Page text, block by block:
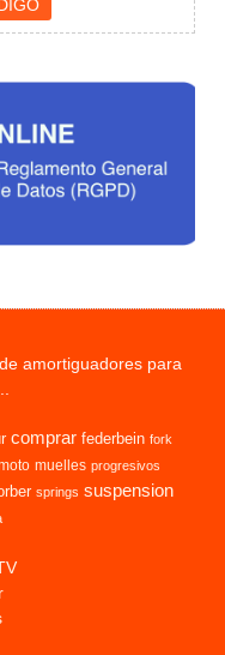
amortiguadores para
comprar federbein fork
muelles progresivos
springs suspension